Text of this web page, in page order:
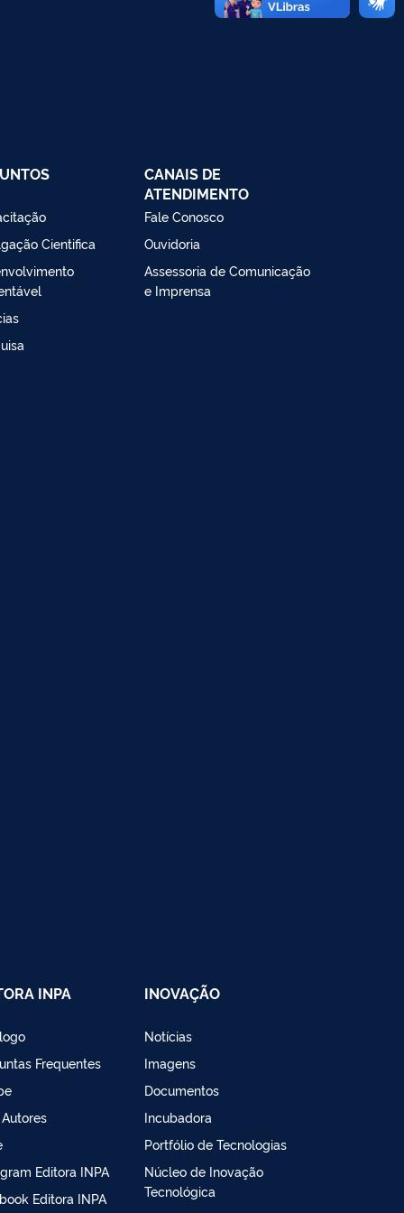
Cientifica
CANAIS DE
ATENDIMENTO
Fale Conosco
Ouvidoria
Assessoria de Comunicação
e Imprensa
INPA
Frequentes
Editora INPA
Editora INPA
INOVAÇÃO
Notícias
Imagens
Documentos
Incubadora
Portfólio de Tecnologias
Núcleo de Inovação
Tecnológica